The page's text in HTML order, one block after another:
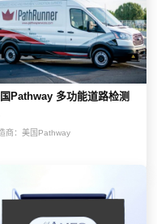
Pathway 多功能道路检测
商： 美国Pathway